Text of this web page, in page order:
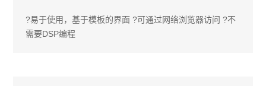
?易于使用，基于模板的界面 ?可通过网络浏览器访问 ?不
需要DSP编程